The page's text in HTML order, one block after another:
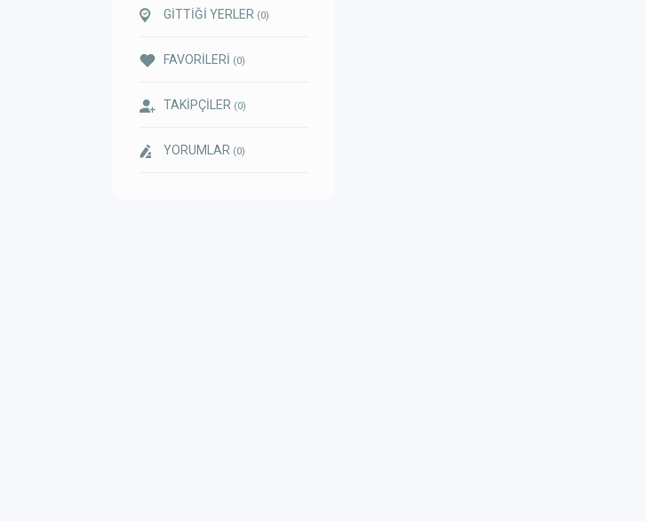
GİTTİĞİ YERLER (0)
FAVORİLERİ (0)
TAKİPÇİLER (0)
YORUMLAR (0)